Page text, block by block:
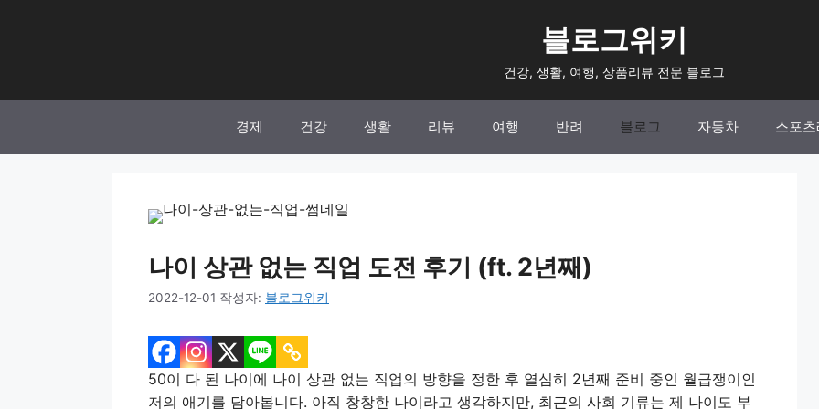
건
블로그위키
건강, 생활, 여행, 상품리뷰 전문 블로그
경제 건강 생활 리뷰 여행 반려 블로그 자동차 스포츠
나이 상관 없는 직업 도전 후기 (ft. 2년째)
2022-12-01 작성자: 블로그위키
50이 다 된 나이에 나이 상관 없는 직업의 방향을 정한 후 열심히 2년째 준비 중인 월급쟁이인
저의 애기를 담아봅니다. 아직 창창한 나이라고 생각하지만, 최근의 사회 기류는 제 나이도 부